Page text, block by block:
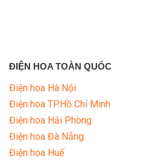
ĐIỆN HOA TOÀN QUỐC
Điện hoa Hà Nội
Điện hoa TP.Hồ Chí Minh
Điện hoa Hải Phòng
Điện hoa Đà Nẵng
Điện hoa Huế